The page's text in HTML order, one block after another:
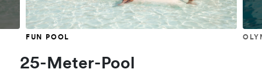
FUN POOL
25-Meter-Pool